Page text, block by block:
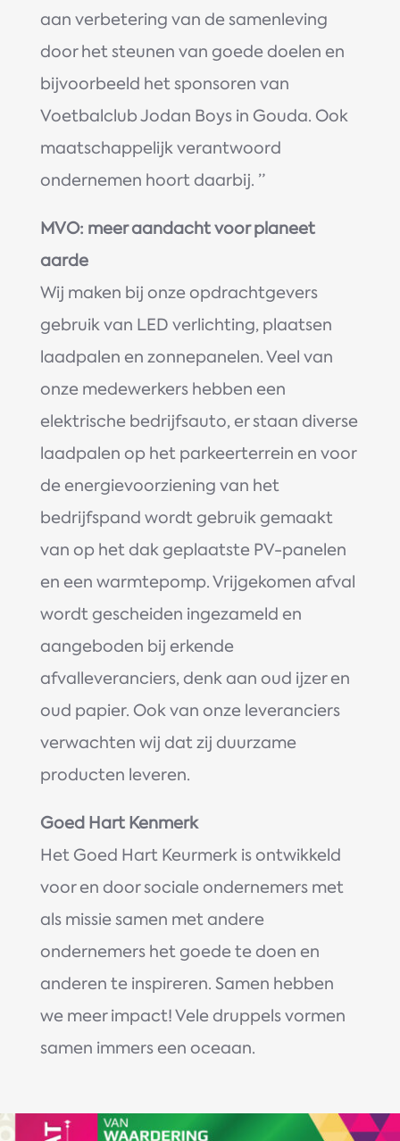
aan verbetering van de samenleving
door het steunen van goede doelen en
bijvoorbeeld het sponsoren van
Voetbalclub Jodan Boys in Gouda. Ook
maatschappelijk verantwoord
ondernemen hoort daarbij. ”
MVO: meer aandacht voor planeet
aarde
Wij maken bij onze opdrachtgevers
gebruik van LED verlichting, plaatsen
laadpalen en zonnepanelen. Veel van
onze medewerkers hebben een
elektrische bedrijfsauto, er staan diverse
laadpalen op het parkeerterrein en voor
de energievoorziening van het
bedrijfspand wordt gebruik gemaakt
van op het dak geplaatste PV-panelen
en een warmtepomp. Vrijgekomen afval
wordt gescheiden ingezameld en
aangeboden bij erkende
afvalleveranciers, denk aan oud ijzer en
oud papier. Ook van onze leveranciers
verwachten wij dat zij duurzame
producten leveren.
Goed Hart Kenmerk
Het Goed Hart Keurmerk is ontwikkeld
voor en door sociale ondernemers met
als missie samen met andere
ondernemers het goede te doen en
anderen te inspireren. Samen hebben
we meer impact! Vele druppels vormen
samen immers een oceaan.